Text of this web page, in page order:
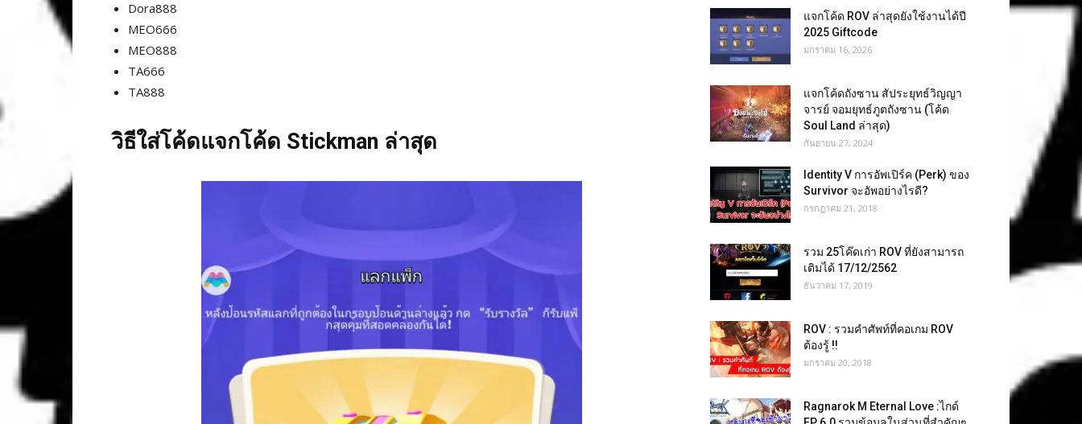
Dora888
MEO666
MEO888
TA666
TA888
วิธีใส่โค้ดแจกโค้ด Stickman ล่าสุด
แจกโค้ด ROV ล่าสุดยังใช้งานได้ปี
2025 Giftcode
มกราคม 16, 2026
แจกโค้ดถังซาน สัประยุทธ์วิญญา
จารย์ จอมยุทธ์ภูตถังซาน (โค้ด
Soul Land ล่าสุด)
กันยายน 27, 2024
Identity V การอัพเปิร์ค (Perk) ของ
Survivor จะอัพอย่างไรดี?
กรกฎาคม 21, 2018
รวม 25โค๊ดเก่า ROV ที่ยังสามารถ
เติมได้ 17/12/2562
ธันวาคม 17, 2019
ROV : รวมคำศัพท์ที่คอเกม ROV
ต้องรู้ !!
มกราคม 20, 2018
Ragnarok M Eternal Love :ไกด์